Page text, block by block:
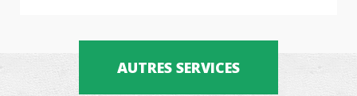
AUTRES SERVICES